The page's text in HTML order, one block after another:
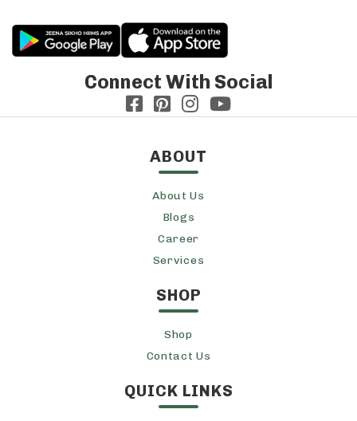
Connect With Social
ABOUT
About Us
Blogs
Career
Services
SHOP
Shop
Contact Us
QUICK LINKS